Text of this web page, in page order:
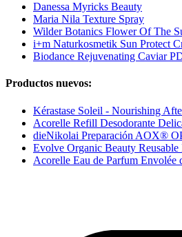
Danessa Myricks Beauty
Maria Nila Texture Spray
Wilder Botanics Flower Of The
i+m Naturkosmetik Sun Protect
Biodance Rejuvenating Caviar
Productos nuevos:
Kérastase Soleil - Nourishing
Acorelle Refill Desodorante
dieNikolai Preparación AOX®
Evolve Organic Beauty Reusable
Acorelle Eau de Parfum Envolée